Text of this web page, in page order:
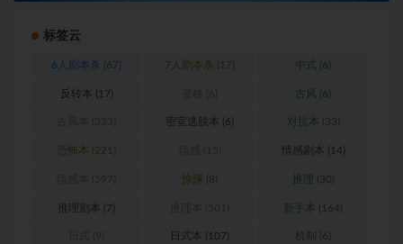
标签云
6人剧本杀 (67) 7人剧本杀 (17) 中式 (6)
反转本 (17) 古风 (6)
密室逃脱本 (6) 对抗本 (33)
恐怖本 (221) 情感剧本 (14)
惊悚 (8) 推理 (30)
推理剧本 (7) 新手本 (164)
日式本 (107) 机制 (6)